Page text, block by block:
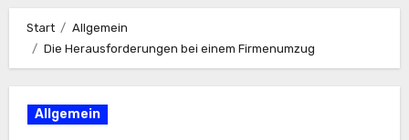
Start
Allgemein
Die Herausforderungen bei einem Firmenumzug
Allgemein